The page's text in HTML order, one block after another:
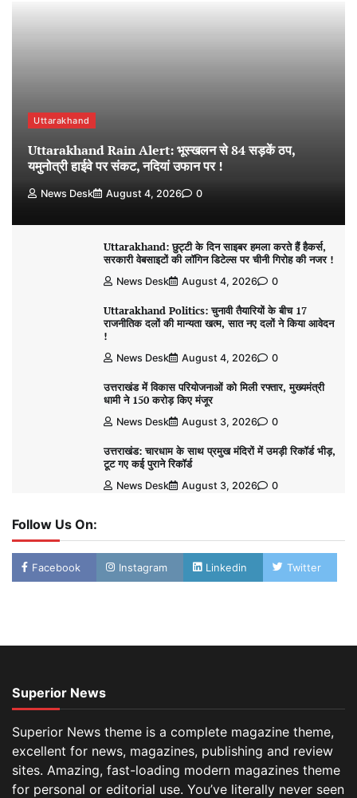
Uttarakhand
Uttarakhand Rain Alert: भूस्खलन से 84 सड़कें ठप,
यमुनोत्री हाईवे पर संकट, नदियां उफान पर !
News Desk August 4, 2026 0
Uttarakhand: छुट्टी के दिन साइबर हमला करते हैं हैकर्स,
सरकारी वेबसाइटों की लॉगिन डिटेल्स पर चीनी गिरोह की नजर !
News Desk August 4, 2026 0
Uttarakhand Politics: चुनावी तैयारियों के बीच 17
राजनीतिक दलों की मान्यता खत्म, सात नए दलों ने किया आवेदन
!
News Desk August 4, 2026 0
उत्तराखंड में विकास परियोजनाओं को मिली रफ्तार, मुख्यमंत्री
धामी ने 150 करोड़ किए मंजूर
News Desk August 3, 2026 0
उत्तराखंड: चारधाम के साथ प्रमुख मंदिरों में उमड़ी रिकॉर्ड भीड़,
टूट गए कई पुराने रिकॉर्ड
News Desk August 3, 2026 0
Follow Us On:
Facebook Instagram Linkedin Twitter
Superior News
Superior News theme is a complete magazine theme,
excellent for news, magazines, publishing and review
sites. Amazing, fast-loading modern magazines theme
for personal or editorial use. You’ve literally never seen